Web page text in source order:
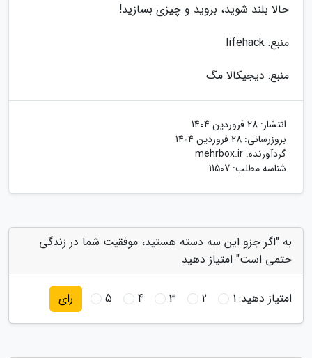
حالا بلند شوید، بروید و چیزی بسازید!
منبع: lifehack
منبع: دیجیکالا مگ
انتشار: 28 فروردین 1404
بروزرسانی: 28 فروردین 1404
گردآورنده: mehrbox.ir
شناسه مطلب: 11507
به "اگر جزو این سه دسته هستید، موفقیت شما در زندگی
حتمی است" امتیاز دهید
امتیاز دهید:1
2
3
4
5 رای